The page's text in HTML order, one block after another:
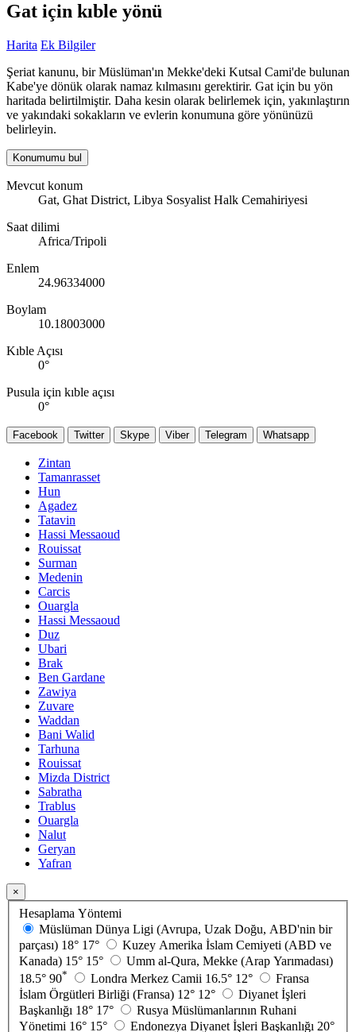
Gat için kıble yönü
Harita Ek Bilgiler
Şeriat kanunu, bir Müslüman'ın Mekke'deki Kutsal Cami'de bulunan
Kabe'ye dönük olarak namaz kılmasını gerektirir. Gat için bu yön
haritada belirtilmiştir. Daha kesin olarak belirlemek için, yakınlaştırın
ve yakındaki sokakların ve evlerin konumuna göre yönünüzü
belirleyin.
Konumumu bul
Mevcut konum
Gat, Ghat District, Libya Sosyalist Halk Cemahiriyesi
Saat dilimi
Africa/Tripoli
Enlem
24.96334000
Boylam
10.18003000
Kıble Açısı
0°
Pusula için kıble açısı
0°
Facebook Twitter Skype Viber Telegram Whatsapp
Zintan
Tamanrasset
Hun
Agadez
Tatavin
Hassi Messaoud
Rouissat
Surman
Medenin
Carcis
Ouargla
Hassi Messaoud
Duz
Ubari
Brak
Ben Gardane
Zawiya
Zuvare
Waddan
Bani Walid
Tarhuna
Rouissat
Mizda District
Sabratha
Trablus
Ouargla
Nalut
Geryan
Yafran
×
Hesaplama Yöntemi
Müslüman Dünya Ligi (Avrupa, Uzak Doğu, ABD'nin bir
parçası) 18° 17°
Kuzey Amerika İslam Cemiyeti (ABD ve
Kanada) 15° 15°
Umm al-Qura, Mekke (Arap Yarımadası)
18.5° 90* Londra Merkez Camii 16.5° 12°
Fransa
İslam Örgütleri Birliği (Fransa) 12° 12°
Diyanet İşleri
Başkanlığı 18° 17°
Rusya Müslümanlarının Ruhani
Yönetimi 16° 15° Endonezya Diyanet İşleri Başkanlığı 20°